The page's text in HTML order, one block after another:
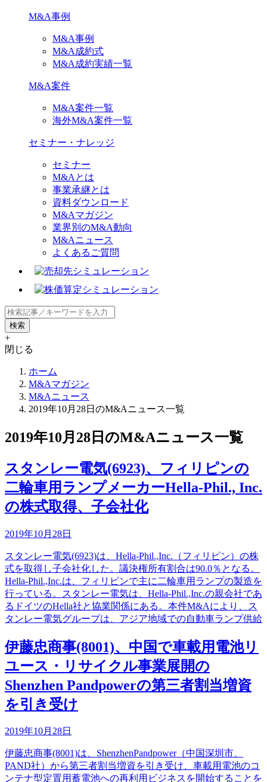
M&A事例
M&A事例
M&A成約式
M&A成約実績一覧
M&A案件
M&A案件一覧
海外M&A案件一覧
セミナー・ナレッジ
セミナー
M&Aとは
事業承継とは
資料ダウンロード
M&Aマガジン
業界別のM&A動向
M&Aニュース
よくあるご質問
+
閉じる
ホーム
M&Aマガジン
M&Aニュース
2019年10月28日のM&Aニュース一覧
2019年10月28日のM&Aニュース一覧
スタンレー電気(6923)、フィリピンの
二輪車用ランプメーカーHella-Phil., Inc.
の株式取得、子会社化
2019年10月28日
スタンレー電気(6923)は、Hella-Phil.,Inc.（フィリピン）の株
式を取得し子会社化した。議決権所有割合は90.0％となる。
Hella-Phil.,Inc.は、フィリピンで主に二輪車用ランプの製造を
行っている。スタンレー電気は、Hella-Phil.,Inc.の親会社であ
るドイツのHella社と協業関係にある。本件M&Aにより、ス
タンレー電気グループは、アジア地域での自動車ランプ供給
伊藤忠商事(8001)、中国で車載用電池リ
ユース・リサイクル事業展開の
Shenzhen Pandpowerの第三者割当増資
を引き受け
2019年10月28日
伊藤忠商事(8001)は、ShenzhenPandpower（中国深圳市、
PAND社）から第三者割当増資を引き受け、車載用電池のコ
ンテナ型定置用蓄電池への再利用ビジネスを開始することを